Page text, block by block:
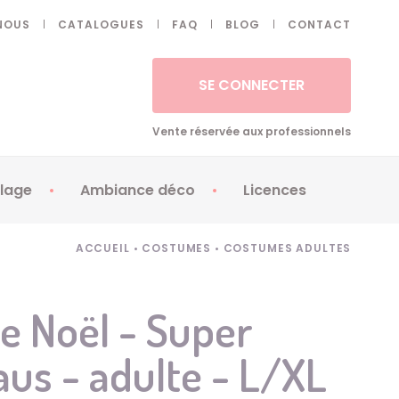
CATALOGUES FAQ BLOG CONTACT
SE CONNECTER
Vente réservée aux professionnels
Ambiance déco
Ballons
Bougies
Décoration
Licences
Disney Princess
Fée Clochette
ACCUEIL • COSTUMES • COSTUMES ADULTES
Noël - Super
- adulte - L/XL